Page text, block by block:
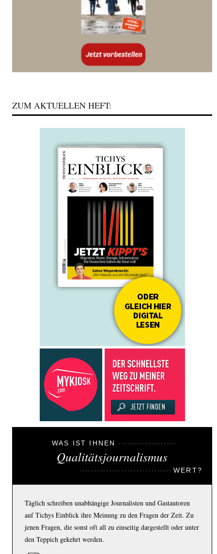
ZUM AKTUELLEN HEFT:
WAS IST IHNEN
Qualitätsjournalismus
WERT?
Täglich schreiben unabhängige Journalisten und Gastautoren
auf Tichys Einblick ihre Meinung zu den Fragen der Zeit. Zu
jenen Fragen, die sonst oft all zu einseitig dargestellt oder unter
den Teppich gekehrt werden.